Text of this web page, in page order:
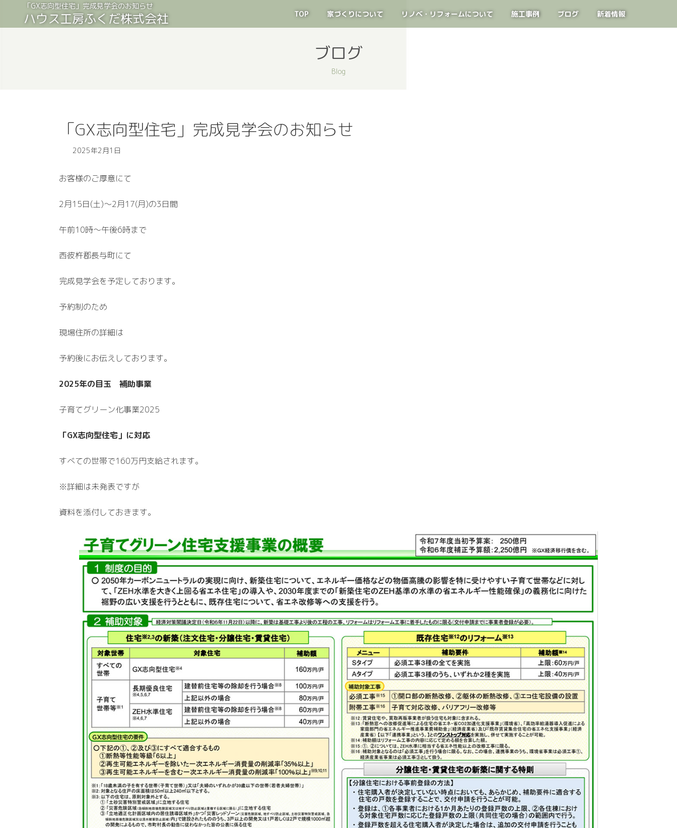
テ
ゲ
「GX志向型住宅」完成見学会のお知らせ
ハウス工房ふくだ株式会社 TOP 家づくりについて リノベ・リフォームについて 施工事例 ブログ 新着情報
ブログ
Blog
「GX志向型住宅」完成見学会のお知らせ
2025年2月1日
お客様のご厚意にて
2月15日(土)～2月17(月)の3日間
午前10時～午後6時まで
西彼杵郡長与町にて
完成見学会を予定しております。
予約制のため
現場住所の詳細は
予約後にお伝えしております。
2025年の目玉 補助事業
子育てグリーン化事業2025
「GX志向型住宅」に対応
すべての世帯で160万円支給されます。
※詳細は未発表ですが
資料を添付しておきます。